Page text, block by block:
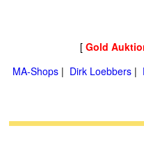
[ Gold
MA-Shops | Dirk Loebbers |